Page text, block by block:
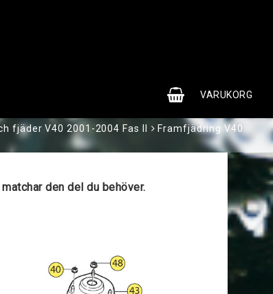
VARUKORG
fjäder V40 2001-2004 Fas II
Framfjädring V40
den del du behöver.